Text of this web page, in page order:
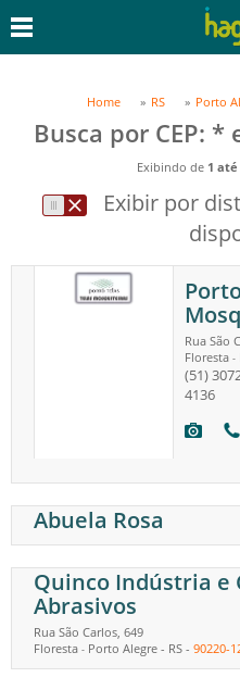
Home RS Porto
Exibindo de 1 até
Exibir por
Rua São
Floresta -
(51)
4136
Abuela Rosa
Quinco Indústria e
Abrasivos
Rua São Carlos, 649
Floresta - Porto Alegre - RS - 90220-